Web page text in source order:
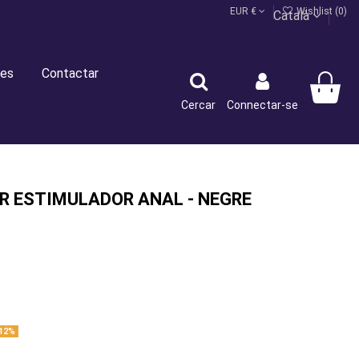
Català
EUR € Wishlist (0)
Contactar
Cercar Connectar-se
ESTIMULADOR ANAL - NEGRE